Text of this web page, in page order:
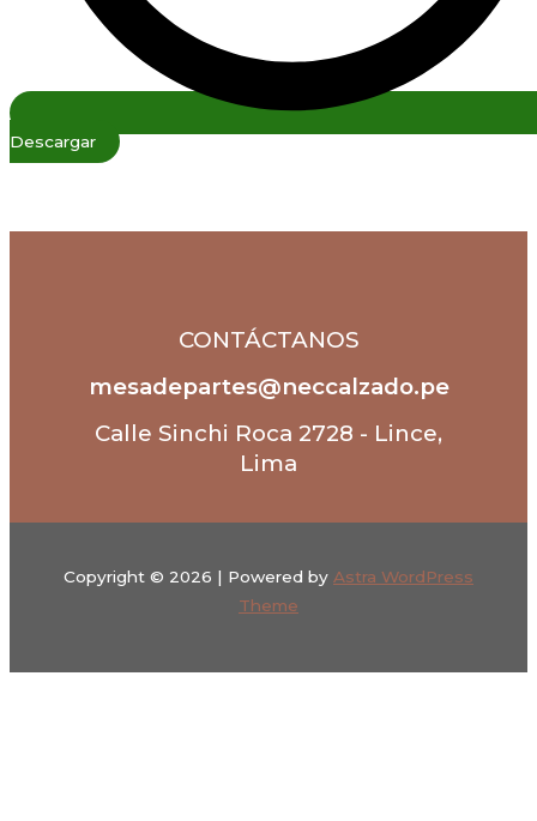
Descargar
CONTÁCTANOS
mesadepartes@neccalzado.pe
Calle Sinchi Roca 2728 - Lince,
Lima
Copyright © 2026 | Powered by Astra WordPress
Theme